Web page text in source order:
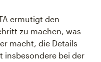
ermutigt den
zu machen, was
macht, die Details
insbesondere bei der